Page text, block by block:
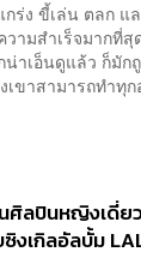
ร่ง ขี้เล่น ตลก แ
ามสำเร็จมากที่สุ
เอ็นดูแล้ว ก็มักถู
เขาสามารถทำทุ
นศิลปินหญิงเดี่
งเกิลอัลบั้ม